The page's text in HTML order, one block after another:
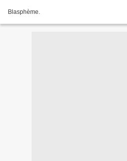
Blasphème.